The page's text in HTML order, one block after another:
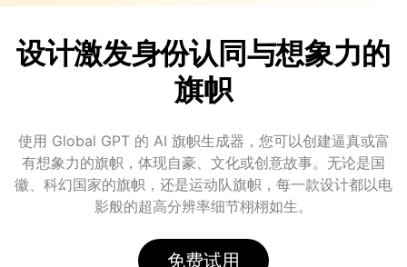
设计激发身份认同与想象力的
旗帜
使用 Global GPT 的 AI 旗帜生成器，您可以创建逼真或富
有想象力的旗帜，体现自豪、文化或创意故事。无论是国
徽、科幻国家的旗帜，还是运动队旗帜，每一款设计都以电
影般的超高分辨率细节栩栩如生。
免费试用